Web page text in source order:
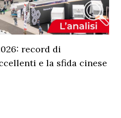
record di
e la sfida cinese